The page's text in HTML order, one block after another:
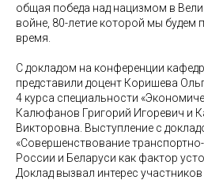
общая победа над нацизмом в
войне, 80-летие которой мы будем
время.
С докладом на конференции
представили доцент Коришева
4 курса специальности
Калюфанов Григорий Игоревич и
Викторовна. Выступление с
«Совершенствование
России и Беларуси как фактор
Доклад вызвал интерес